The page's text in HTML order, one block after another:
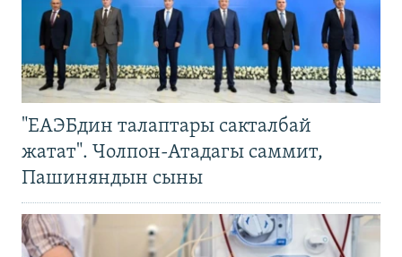
"ЕАЭБдин талаптары сакталбай
жатат". Чолпон-Атадагы саммит,
Пашиняндын сыны